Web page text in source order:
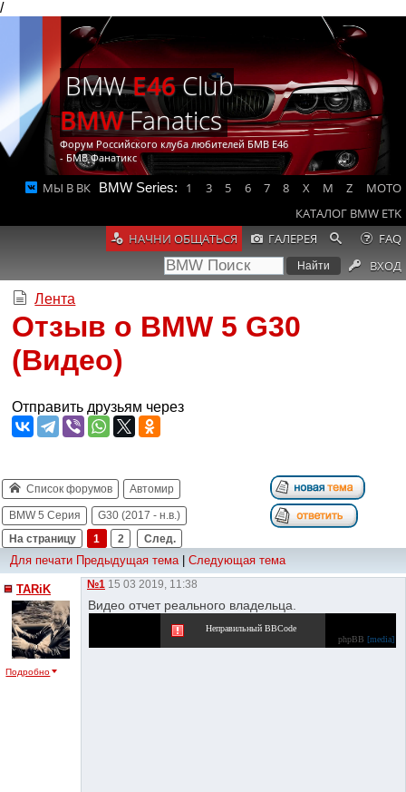
/
BMWE46Club
BMWFanatics
Форум Российского клуба любителей БМВ Е46
- БМВ Фанатикс
МЫ В ВК BMW Series: 1 3 5 6 7 8 X M Z
MOTO
КАТАЛОГ BMW ETK
НАЧНИ ОБЩАТЬСЯ
ГАЛЕРЕЯ
FAQ
ВХОД
Лента
Отзыв о BMW 5 G30
(Видео)
Отправить друзьям через
Список форумов Автомир
BMW 5 Серия
G30 (2017 - н.в.)
На страницу
1 2 След.
Для печати Предыдущая тема| Следующая тема
TARiK
Подробно
№1 15 03 2019, 11:38
Видео отчет реального владельца.
Неправильный BBCode
phpBB[media]